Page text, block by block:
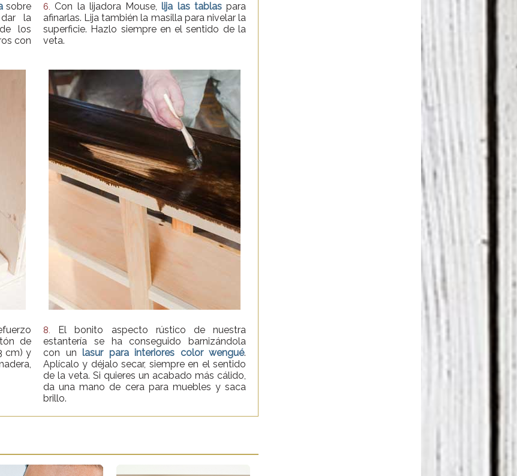
sobre
la
los
con
6. Con la lijadora Mouse, lija las tablaspara
afinarlas. Lija también la masilla para nivelar la
superficie. Hazlo siempre en el sentido de la
veta.
de
cm) y
8.
El bonito aspecto rústico de nuestra
estantería se ha conseguido barnizándola
con un lasur para interiores color wengué.
Aplícalo y déjalo secar, siempre en el sentido
de la veta. Si quieres un acabado más cálido,
da una mano de cera para muebles y saca
brillo.